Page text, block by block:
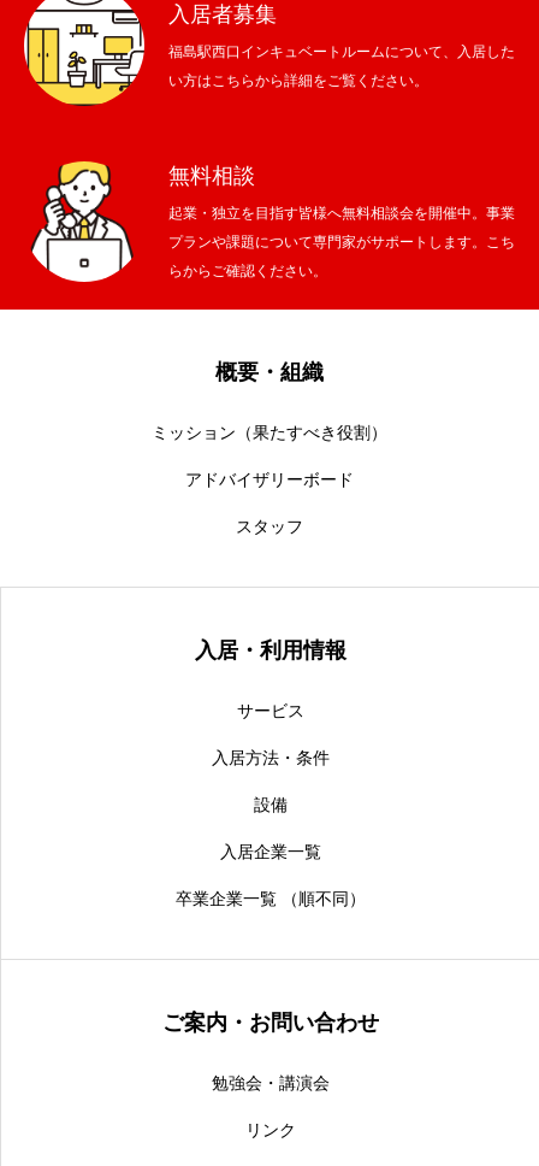
入居者募集
福島駅西口インキュベートルームについて、入居した
い方はこちらから詳細をご覧ください。
無料相談
起業・独立を目指す皆様へ無料相談会を開催中。事業
プランや課題について専門家がサポートします。こち
らからご確認ください。
概要・組織
ミッション（果たすべき役割）
アドバイザリーボード
スタッフ
入居・利用情報
サービス
入居方法・条件
設備
入居企業一覧
卒業企業一覧 （順不同）
ご案内・お問い合わせ
勉強会・講演会
リンク